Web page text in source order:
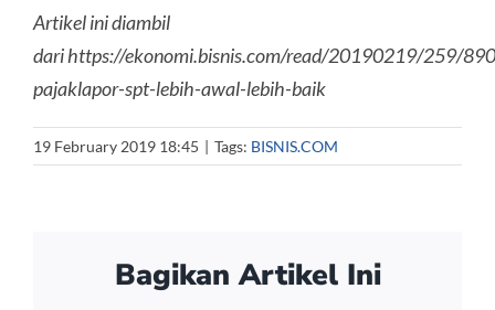
Artikel ini diambil
dari https://ekonomi.bisnis.com/read/20190219/259/
pajaklapor-spt-lebih-awal-lebih-baik
19 February 2019 18:45 | Tags: BISNIS.COM
Bagikan Artikel Ini